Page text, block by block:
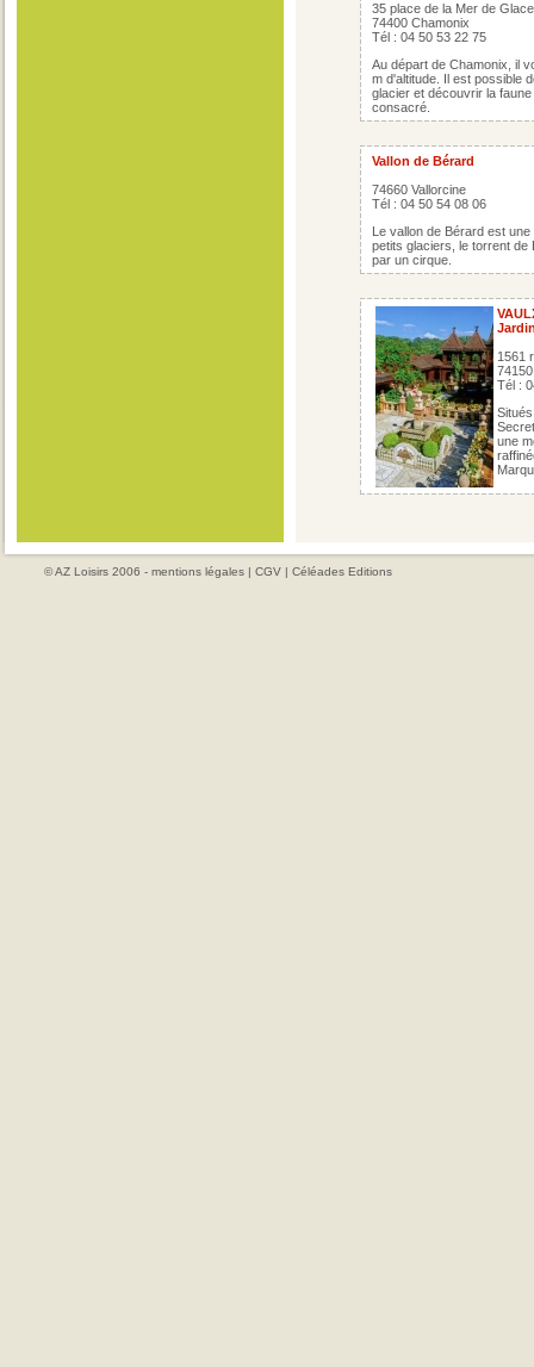
35 place de la Mer de Glace
74400 Chamonix
Tél : 04 50 53 22 75
Au départ de Chamonix, il
m d'altitude. Il est possible
glacier et découvrir la
consacré.
Vallon de Bérard
74660 Vallorcine
Tél : 04 50 54 08 06
Le vallon de Bérard est
petits glaciers, le torrent de
par un cirque.
1561
Tél :
une
© AZ Loisirs 2006 - mentions légales | CGV | Céléades Editions